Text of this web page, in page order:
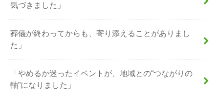
気づきました」
葬儀が終わってからも、寄り添えることがありまし
た」
「やめるか迷ったイベントが、地域との“つながりの
軸”になりました」